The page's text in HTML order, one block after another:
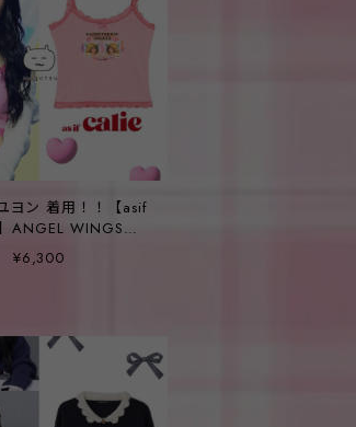
ン 着用！！【asif
ANGEL WINGS
PINK
¥6,300